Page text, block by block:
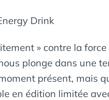
Drink
» contre la
plonge dans une
présent, mais
en édition limitée